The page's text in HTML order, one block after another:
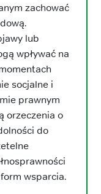
zachować
lub
wpływać na
socjalne i
prawnym
orzeczenia o
do
wsparcia.